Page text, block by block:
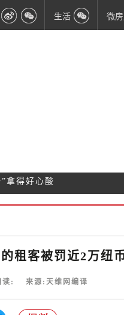
生活 微
一年增加11亿刀
拿得好心酸
租客被罚近2万纽
: 来源:天维网编译